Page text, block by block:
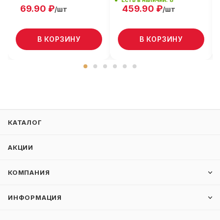
69.90 ₽/шт
В КОРЗИНУ
459.90 ₽/шт
В КОРЗИНУ
КАТАЛОГ
АКЦИИ
КОМПАНИЯ
ИНФОРМАЦИЯ